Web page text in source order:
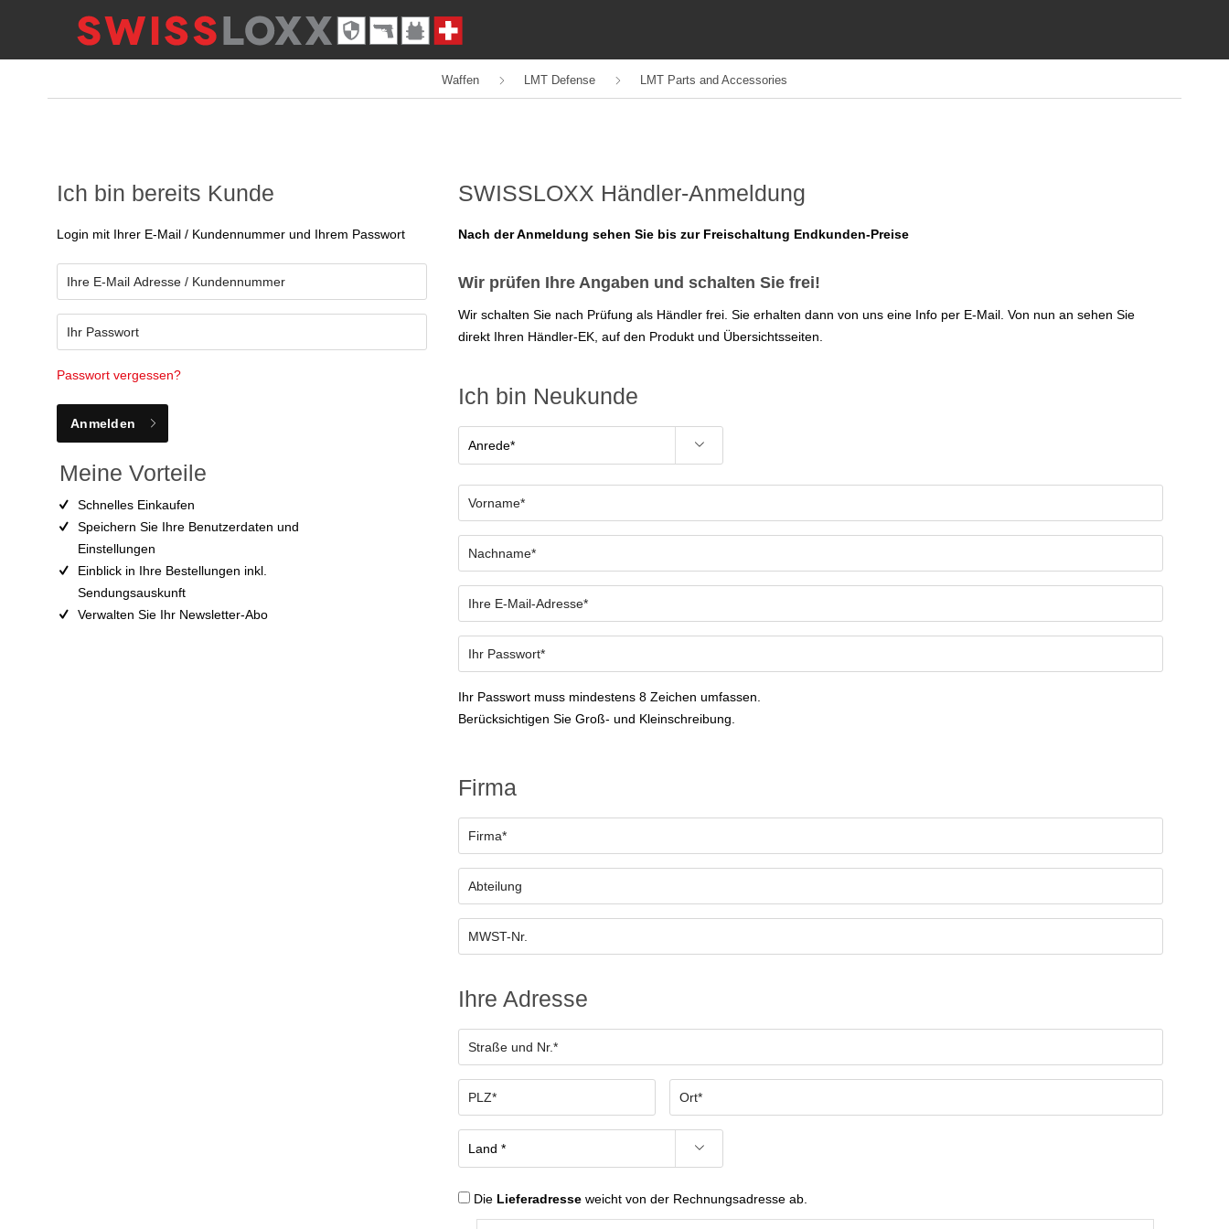
Waffen LMT Defense LMT Parts and Accessories
SWISSLOXX Händler-Anmeldung
Nach der Anmeldung sehen Sie bis zur Freischaltung Endkunden-Preise
Wir prüfen Ihre Angaben und schalten Sie frei!
Wir schalten Sie nach Prüfung als Händler frei. Sie erhalten dann von uns eine Info per E-Mail. Von nun an sehen Sie
direkt Ihren Händler-EK, auf den Produkt und Übersichtsseiten.
Ich bin Neukunde
Ihr Passwort muss mindestens 8 Zeichen umfassen.
Berücksichtigen Sie Groß- und Kleinschreibung.
Firma
Ihre Adresse
Die Lieferadresse weicht von der Rechnungsadresse ab.
Ich bin bereits Kunde
Login mit Ihrer E-Mail / Kundennummer und Ihrem Passwort
Passwort vergessen?
Anmelden
Meine Vorteile
Schnelles Einkaufen
Speichern Sie Ihre Benutzerdaten und
Einstellungen
Einblick in Ihre Bestellungen inkl.
Sendungsauskunft
Verwalten Sie Ihr Newsletter-Abo